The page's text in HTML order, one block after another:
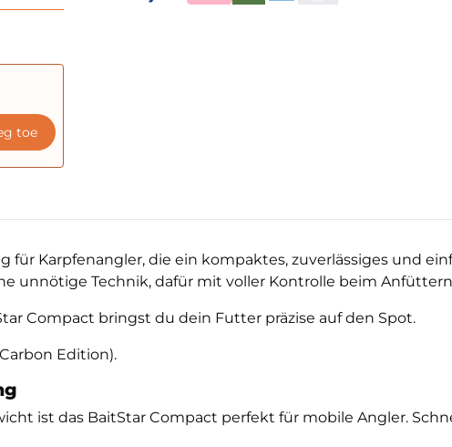
toe
für Karpfenangler, die ein kompaktes, zuverlässiges und
unnötige Technik, dafür mit voller Kontrolle beim
Compact bringst du dein Futter präzise auf den Spot.
Edition).
ist das BaitStar Compact perfekt für mobile Angler.